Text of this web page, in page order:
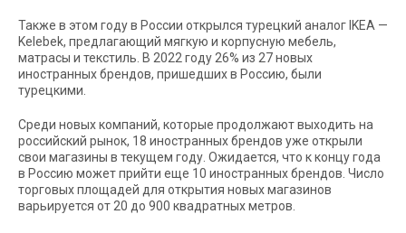
Также в этом году в России открылся турецкий аналог IKEA —
Kelebek, предлагающий мягкую и корпусную мебель,
матрасы и текстиль. В 2022 году 26% из 27 новых
иностранных брендов, пришедших в Россию, были
турецкими.
Среди новых компаний, которые продолжают выходить на
российский рынок, 18 иностранных брендов уже открыли
свои магазины в текущем году. Ожидается, что к концу года
в Россию может прийти еще 10 иностранных брендов. Число
торговых площадей для открытия новых магазинов
варьируется от 20 до 900 квадратных метров.